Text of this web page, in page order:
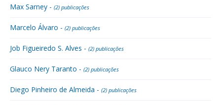
Max Sarney - (2) publicações
Marcelo Álvaro - (2) publicações
Job Figueiredo S. Alves - (2) publicações
Glauco Nery Taranto - (2) publicações
Diego Pinheiro de Almeida - (2) publicações